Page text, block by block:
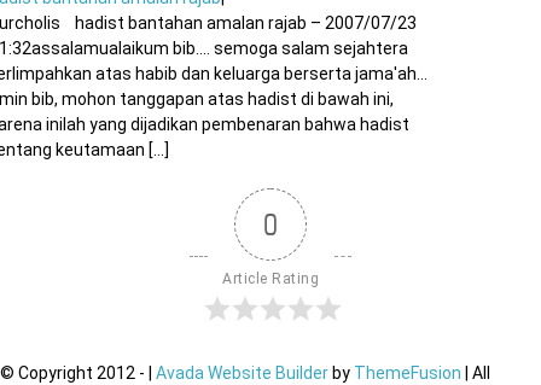
hadist bantahan amalan rajab – 2007/07/23
bib…. semoga salam sejahtera
atas habib dan keluarga berserta jama'ah…
bib, mohon tanggapan atas hadist di bawah ini,
inilah yang dijadikan pembenaran bahwa hadist
keutamaan [...]
0
Article Rating
© Copyright 2012 - Avada Website Builder by ThemeFusion | All